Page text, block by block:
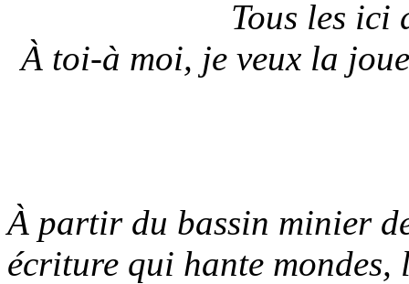
Tous les ici
À toi-à moi, je veux la
À partir du bassin minier
écriture qui hante mondes,